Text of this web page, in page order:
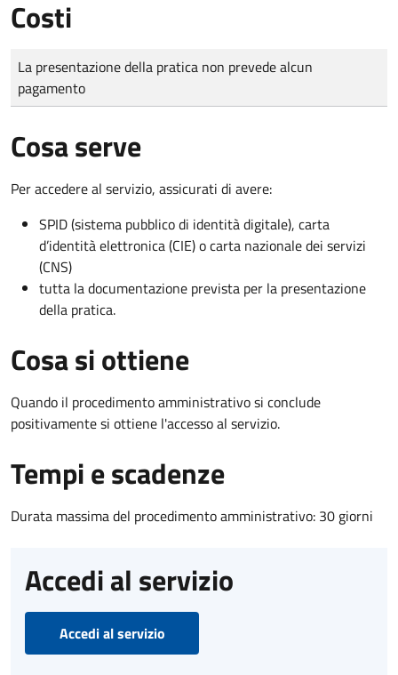
Costi
Tipo di pagamento
Importo
La presentazione della pratica non prevede alcun
pagamento
Cosa serve
Per accedere al servizio, assicurati di avere:
SPID (sistema pubblico di identità digitale), carta
d’identità elettronica (CIE) o carta nazionale dei servizi
(CNS)
tutta la documentazione prevista per la presentazione
della pratica.
Cosa si ottiene
Quando il procedimento amministrativo si conclude
positivamente si ottiene l'accesso al servizio.
Tempi e scadenze
Durata massima del procedimento amministrativo: 30 giorni
Accedi al servizio
Accedi al servizio